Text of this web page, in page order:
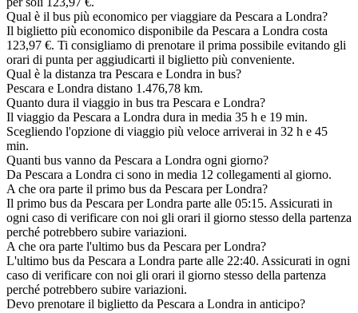
Qual è il bus più economico per viaggiare da Pescara a Londra?
Il biglietto più economico disponibile da Pescara a Londra costa
123,97 €. Ti consigliamo di prenotare il prima possibile evitando gli
orari di punta per aggiudicarti il biglietto più conveniente.
Qual è la distanza tra Pescara e Londra in bus?
Pescara e Londra distano 1.476,78 km.
Quanto dura il viaggio in bus tra Pescara e Londra?
Il viaggio da Pescara a Londra dura in media 35 h e 19 min.
Scegliendo l'opzione di viaggio più veloce arriverai in 32 h e 45
min.
Quanti bus vanno da Pescara a Londra ogni giorno?
Da Pescara a Londra ci sono in media 12 collegamenti al giorno.
A che ora parte il primo bus da Pescara per Londra?
Il primo bus da Pescara per Londra parte alle 05:15. Assicurati in
ogni caso di verificare con noi gli orari il giorno stesso della partenza
perché potrebbero subire variazioni.
A che ora parte l'ultimo bus da Pescara per Londra?
L'ultimo bus da Pescara a Londra parte alle 22:40. Assicurati in ogni
caso di verificare con noi gli orari il giorno stesso della partenza
perché potrebbero subire variazioni.
Devo prenotare il biglietto da Pescara a Londra in anticipo?